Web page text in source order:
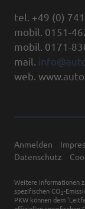
tel. +49 (0)
mobil. 0151-
mobil. 0171-
mail.
web.
Anmelden
Datenschutz
Weitere Informationen
spezifischen CO 2-
PKW können dem